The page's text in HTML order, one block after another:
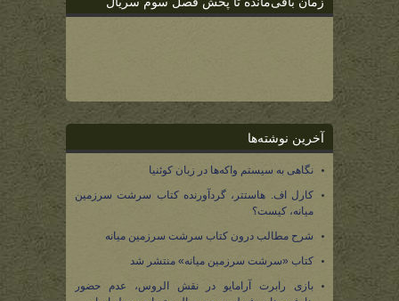
آخرین نوشته‌ها
نگاهی به سیستم واکه‌ها در زبان کوئنیا
کارل اف. هاستتر، گردآورنده کتاب سرشت سرزمین
میانه، کیست؟
شرح مطالب درون کتاب سرشت سرزمین میانه
کتاب «سرشت سرزمین میانه» منتشر شد
بازی رابرت آرامایو در نقش الروس، عدم حضور